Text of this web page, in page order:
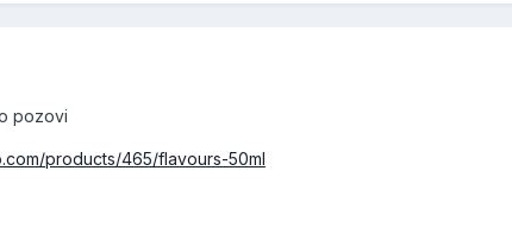
pozovi
products/465/flavours-50ml